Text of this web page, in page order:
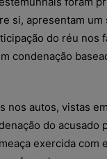
si, apresentam
do réu nos
condenação
nos autos, vistas
do acusado
exercida com